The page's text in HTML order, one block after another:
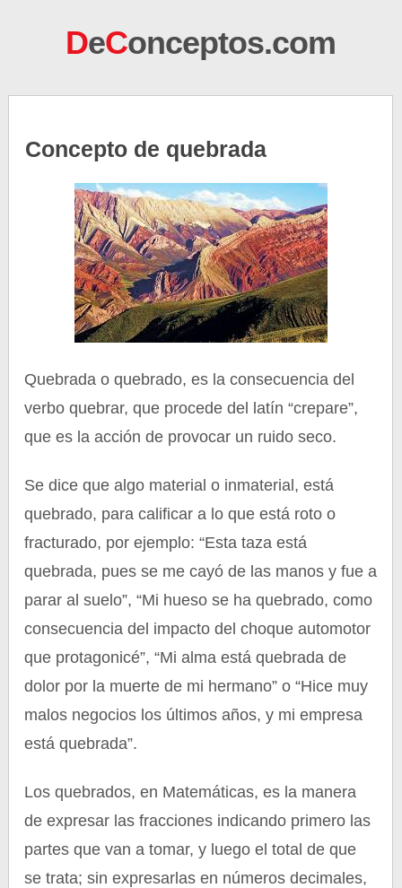
DeConceptos.com
Concepto de quebrada
Quebrada o quebrado, es la consecuencia del
verbo quebrar, que procede del latín “crepare”,
que es la acción de provocar un ruido seco.
Se dice que algo material o inmaterial, está
quebrado, para calificar a lo que está roto o
fracturado, por ejemplo: “Esta taza está
quebrada, pues se me cayó de las manos y fue a
parar al suelo”, “Mi hueso se ha quebrado, como
consecuencia del impacto del choque automotor
que protagonicé”, “Mi alma está quebrada de
dolor por la muerte de mi hermano” o “Hice muy
malos negocios los últimos años, y mi empresa
está quebrada”.
Los quebrados, en Matemáticas, es la manera
de expresar las fracciones indicando primero las
partes que van a tomar, y luego el total de que
se trata; sin expresarlas en números decimales,